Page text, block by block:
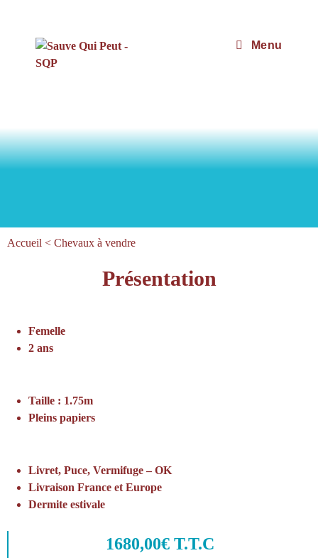
Menu
Accueil < Chevaux à vendre
Présentation
Femelle
2 ans
Taille : 1.75m
Pleins papiers
Livret, Puce, Vermifuge – OK
Livraison France et Europe
Dermite estivale
1680,00€ T.T.C